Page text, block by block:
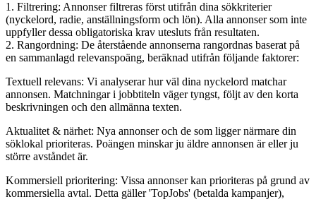
1. Filtrering: Annonser filtreras först utifrån dina sökkriterier
(nyckelord, radie, anställningsform och lön). Alla annonser som inte
uppfyller dessa obligatoriska krav utesluts från resultaten.
2. Rangordning: De återstående annonserna rangordnas baserat på
en sammanlagd relevanspoäng, beräknad utifrån följande faktorer:
Textuell relevans: Vi analyserar hur väl dina nyckelord matchar
annonsen. Matchningar i jobbtiteln väger tyngst, följt av den korta
beskrivningen och den allmänna texten.
Aktualitet & närhet: Nya annonser och de som ligger närmare din
söklokal prioriteras. Poängen minskar ju äldre annonsen är eller ju
större avståndet är.
Kommersiell prioritering: Vissa annonser kan prioriteras på grund av
kommersiella avtal. Detta gäller 'TopJobs' (betalda kampanjer),